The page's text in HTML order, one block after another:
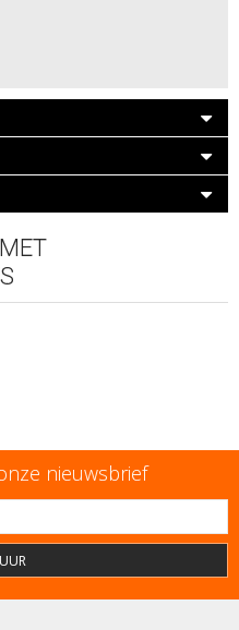
nieuwsbrief